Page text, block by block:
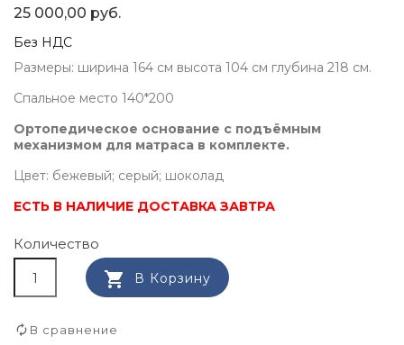
25 000,00 руб.
Без НДС
Размеры: ширина 164 см высота 104 см глубина 218 см.
Спальное место 140*200
Ортопедическое основание с подъёмным
механизмом для матраса в комплекте.
Цвет: бежевый; серый; шоколад
ЕСТЬ В НАЛИЧИЕ ДОСТАВКА ЗАВТРА
Количество
 В Корзину
В сравнение